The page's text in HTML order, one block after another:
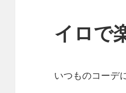
イロで
いつものコーデ